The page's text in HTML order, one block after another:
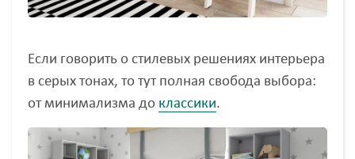
Если говорить о стилевых решениях интерьера
в серых тонах, то тут полная свобода выбора:
от минимализма до классики.